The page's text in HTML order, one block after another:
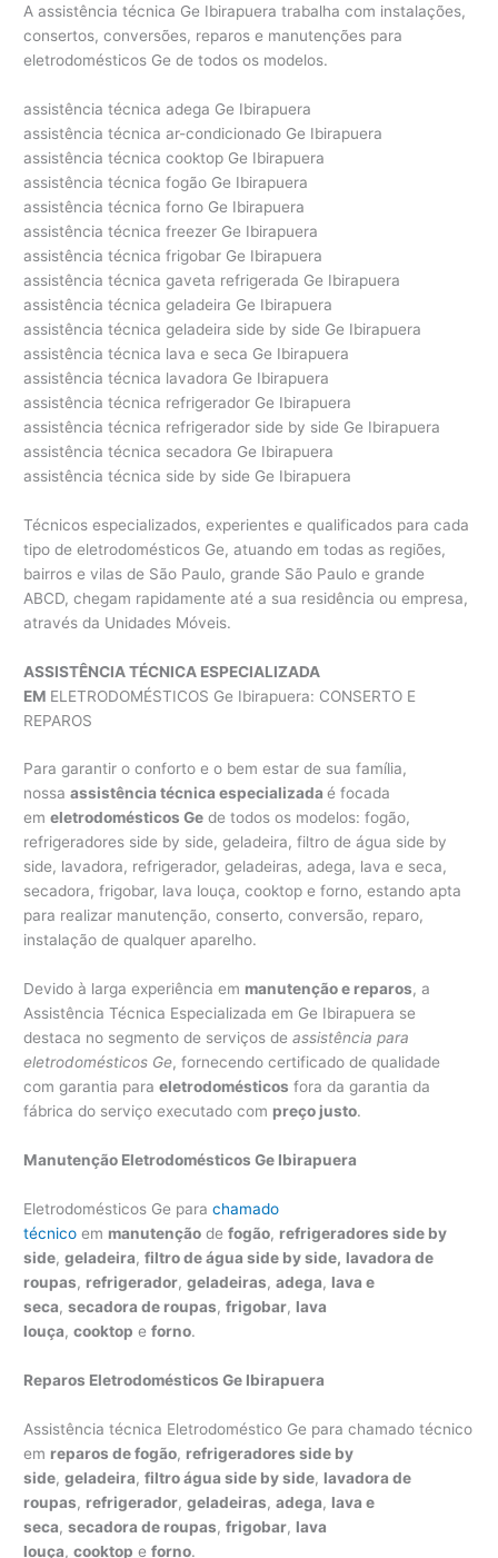
A assistência técnica Ge Ibirapuera trabalha com instalações,
consertos, conversões, reparos e manutenções para
eletrodomésticos Ge de todos os modelos.
assistência técnica adega Ge Ibirapuera
assistência técnica ar-condicionado Ge Ibirapuera
assistência técnica cooktop Ge Ibirapuera
assistência técnica fogão Ge Ibirapuera
assistência técnica forno Ge Ibirapuera
assistência técnica freezer Ge Ibirapuera
assistência técnica frigobar Ge Ibirapuera
assistência técnica gaveta refrigerada Ge Ibirapuera
assistência técnica geladeira Ge Ibirapuera
assistência técnica geladeira side by side Ge Ibirapuera
assistência técnica lava e seca Ge Ibirapuera
assistência técnica lavadora Ge Ibirapuera
assistência técnica refrigerador Ge Ibirapuera
assistência técnica refrigerador side by side Ge Ibirapuera
assistência técnica secadora Ge Ibirapuera
assistência técnica side by side Ge Ibirapuera
Técnicos especializados, experientes e qualificados para cada
tipo de eletrodomésticos Ge, atuando em todas as regiões,
bairros e vilas de São Paulo, grande São Paulo e grande
ABCD, chegam rapidamente até a sua residência ou empresa,
através da Unidades Móveis.
ASSISTÊNCIA TÉCNICA ESPECIALIZADA
EM ELETRODOMÉSTICOS Ge Ibirapuera: CONSERTO E
REPAROS
Para garantir o conforto e o bem estar de sua família,
nossaassistência técnica especializadaé focada
emeletrodomésticos Ge de todos os modelos: fogão,
refrigeradores side by side, geladeira, filtro de água side by
side, lavadora, refrigerador, geladeiras, adega, lava e seca,
secadora, frigobar, lava louça, cooktop e forno, estando apta
para realizar manutenção, conserto, conversão, reparo,
instalação de qualquer aparelho.
Devido à larga experiência em manutenção e reparos, a
Assistência Técnica Especializada em Ge Ibirapuera se
destaca no segmento de serviços deassistência para
eletrodomésticos Ge, fornecendo certificado de qualidade
com garantia paraeletrodomésticos fora da garantia da
fábrica do serviço executado com preço justo.
Manutenção Eletrodomésticos Ge Ibirapuera
Eletrodomésticos Ge parachamado
técnico em manutenção defogão, refrigeradores side by
side,geladeira,filtro de água side by side, lavadora de
roupas, refrigerador,geladeiras,adega, lava e
seca,secadora de roupas,frigobar, lava
louça,cooktop eforno.
Reparos Eletrodomésticos Ge Ibirapuera
Assistência técnica Eletrodoméstico Ge para chamado técnico
em reparos de fogão, refrigeradores side by
side,geladeira,filtro água side by side, lavadora de
roupas, refrigerador,geladeiras,adega, lava e
seca,secadora de roupas,frigobar, lava
louça,cooktop eforno.